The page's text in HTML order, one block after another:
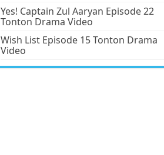
Yes! Captain Zul Aaryan Episode 22
Tonton Drama Video
Wish List Episode 15 Tonton Drama
Video